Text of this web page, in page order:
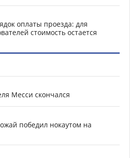
оплаты проезда: для
стоимость остается
Месси скончался
победил нокаутом на